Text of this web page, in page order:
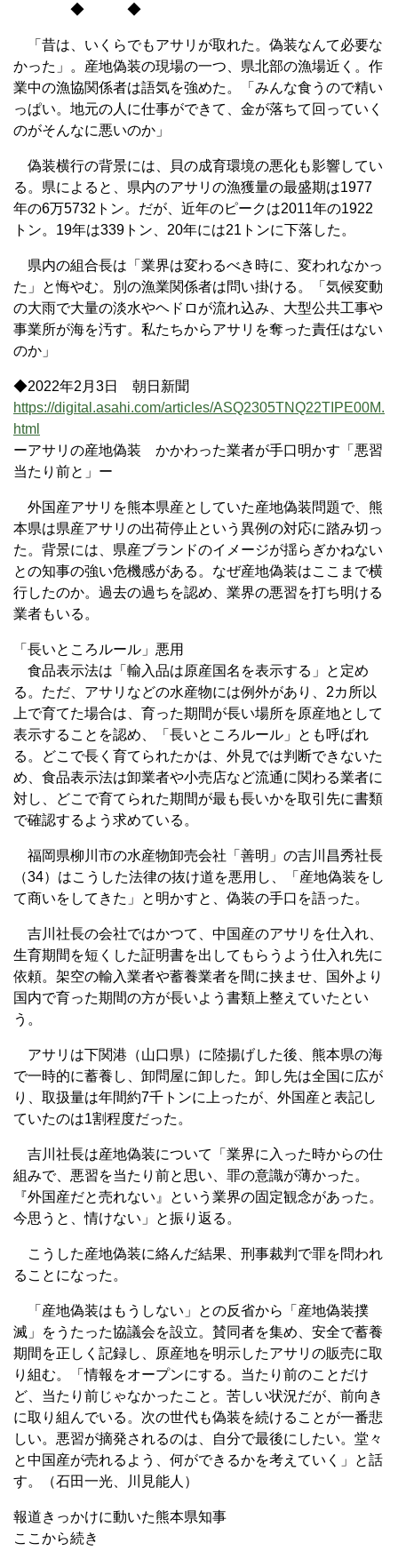
◆ ◆
「昔は、いくらでもアサリが取れた。偽装なんて必要な
かった」。産地偽装の現場の一つ、県北部の漁場近く。作
業中の漁協関係者は語気を強めた。「みんな食うので精い
っぱい。地元の人に仕事ができて、金が落ちて回っていく
のがそんなに悪いのか」
偽装横行の背景には、貝の成育環境の悪化も影響してい
る。県によると、県内のアサリの漁獲量の最盛期は1977
年の6万5732トン。だが、近年のピークは2011年の1922
トン。19年は339トン、20年には21トンに下落した。
県内の組合長は「業界は変わるべき時に、変われなかっ
た」と悔やむ。別の漁業関係者は問い掛ける。「気候変動
の大雨で大量の淡水やヘドロが流れ込み、大型公共工事や
事業所が海を汚す。私たちからアサリを奪った責任はない
のか」
◆2022年2月3日 朝日新聞
https://digital.asahi.com/articles/ASQ2305TNQ22TIPE00M.
html
ーアサリの産地偽装 かかわった業者が手口明かす「悪習
当たり前と」ー
外国産アサリを熊本県産としていた産地偽装問題で、熊
本県は県産アサリの出荷停止という異例の対応に踏み切っ
た。背景には、県産ブランドのイメージが揺らぎかねない
との知事の強い危機感がある。なぜ産地偽装はここまで横
行したのか。過去の過ちを認め、業界の悪習を打ち明ける
業者もいる。
「長いところルール」悪用
食品表示法は「輸入品は原産国名を表示する」と定め
る。ただ、アサリなどの水産物には例外があり、2カ所以
上で育てた場合は、育った期間が長い場所を原産地として
表示することを認め、「長いところルール」とも呼ばれ
る。どこで長く育てられたかは、外見では判断できないた
め、食品表示法は卸業者や小売店など流通に関わる業者に
対し、どこで育てられた期間が最も長いかを取引先に書類
で確認するよう求めている。
福岡県柳川市の水産物卸売会社「善明」の吉川昌秀社長
（34）はこうした法律の抜け道を悪用し、「産地偽装をし
て商いをしてきた」と明かすと、偽装の手口を語った。
吉川社長の会社ではかつて、中国産のアサリを仕入れ、
生育期間を短くした証明書を出してもらうよう仕入れ先に
依頼。架空の輸入業者や蓄養業者を間に挟ませ、国外より
国内で育った期間の方が長いよう書類上整えていたとい
う。
アサリは下関港（山口県）に陸揚げした後、熊本県の海
で一時的に蓄養し、卸問屋に卸した。卸し先は全国に広が
り、取扱量は年間約7千トンに上ったが、外国産と表記し
ていたのは1割程度だった。
吉川社長は産地偽装について「業界に入った時からの仕
組みで、悪習を当たり前と思い、罪の意識が薄かった。
『外国産だと売れない』という業界の固定観念があった。
今思うと、情けない」と振り返る。
こうした産地偽装に絡んだ結果、刑事裁判で罪を問われ
ることになった。
「産地偽装はもうしない」との反省から「産地偽装撲
滅」をうたった協議会を設立。賛同者を集め、安全で蓄養
期間を正しく記録し、原産地を明示したアサリの販売に取
り組む。「情報をオープンにする。当たり前のことだけ
ど、当たり前じゃなかったこと。苦しい状況だが、前向き
に取り組んでいる。次の世代も偽装を続けることが一番悲
しい。悪習が摘発されるのは、自分で最後にしたい。堂々
と中国産が売れるよう、何ができるかを考えていく」と話
す。（石田一光、川見能人）
報道きっかけに動いた熊本県知事
ここから続き